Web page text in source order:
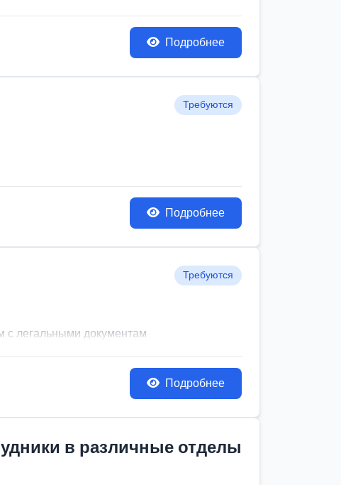
Подробнее
Требуются
Подробнее
Требуются
документам
Подробнее
в различные отделы